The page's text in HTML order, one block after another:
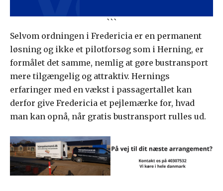
```
Selvom ordningen i Fredericia er en permanent
løsning og ikke et pilotforsøg som i Herning, er
formålet det samme, nemlig at gøre bustransport
mere tilgængelig og attraktiv. Hernings
erfaringer med en vækst i passagertallet kan
derfor give Fredericia et pejlemærke for, hvad
man kan opnå, når gratis bustransport rulles ud.